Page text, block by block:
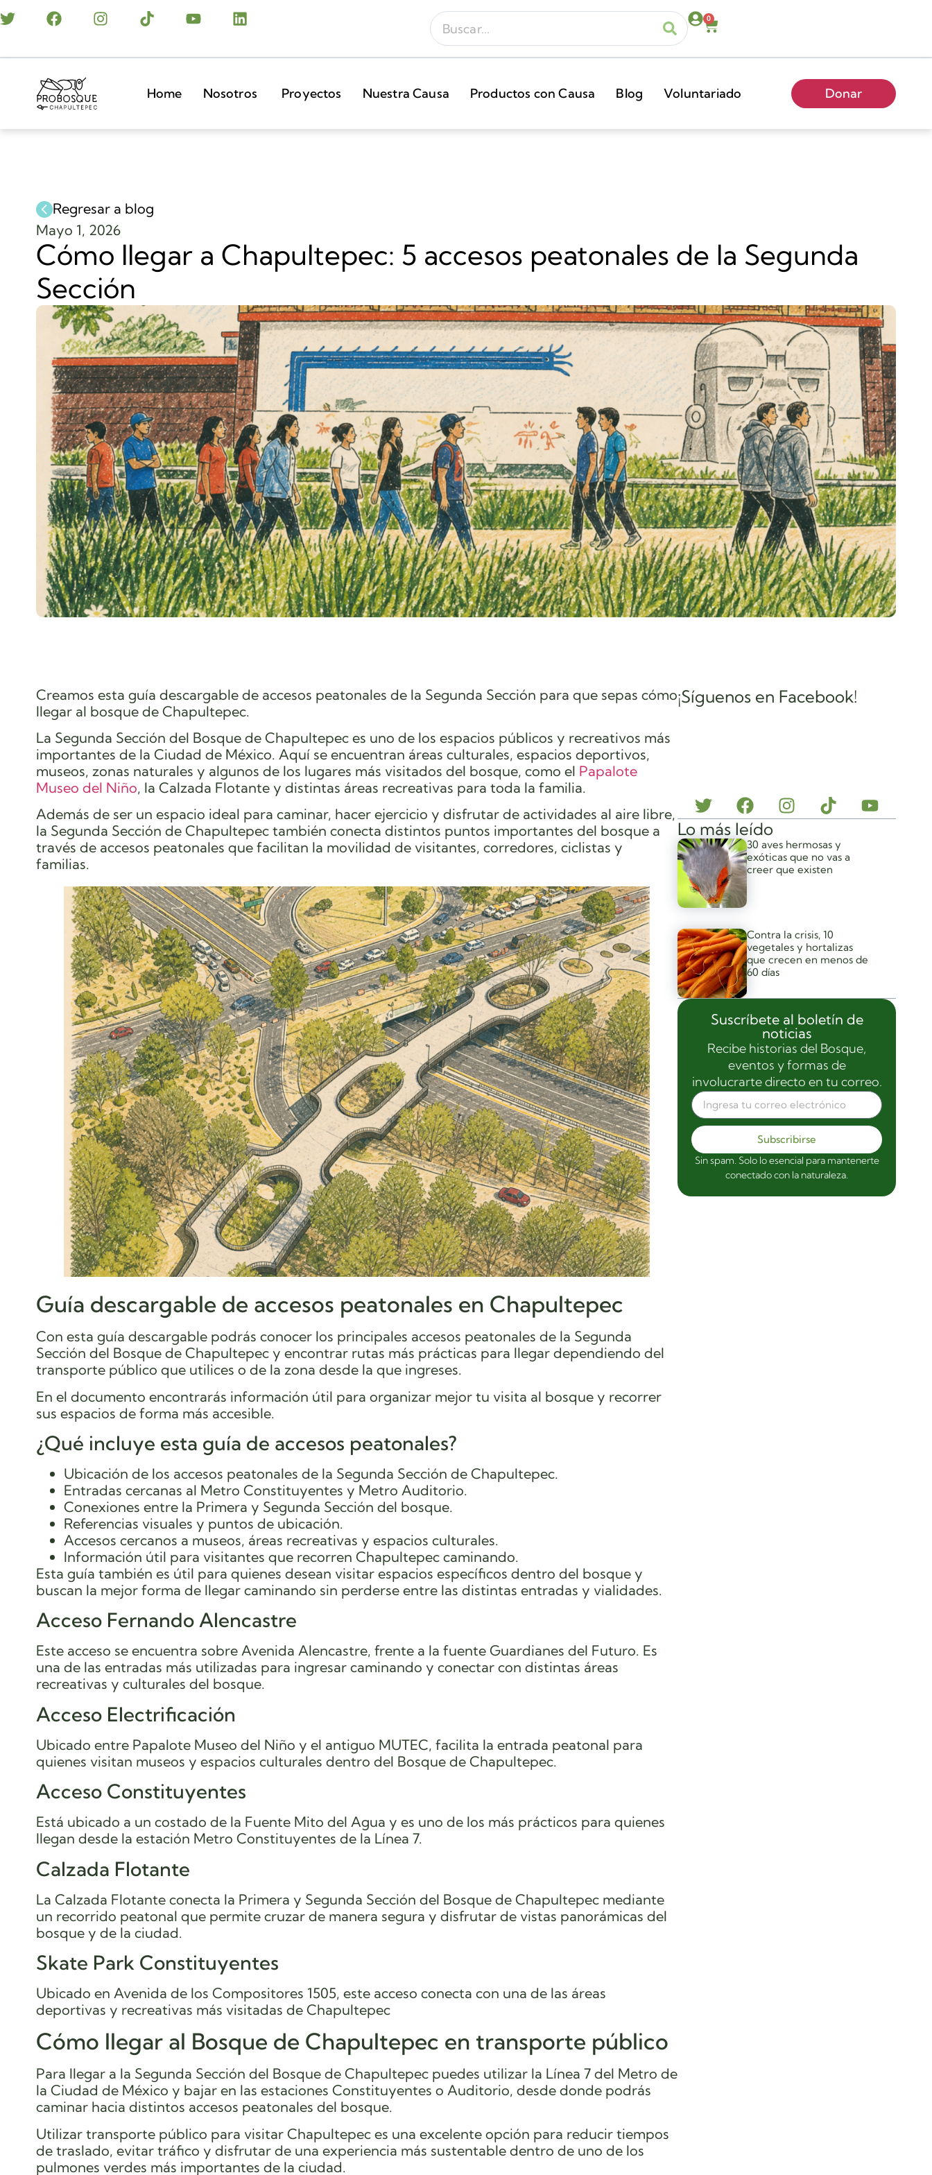
0
Home Nosotros Proyectos Nuestra Causa Productos con Causa Blog Voluntariado Donar
Regresar a blog
Mayo 1, 2026
Cómo llegar a Chapultepec: 5 accesos peatonales de la Segunda
Sección
Creamos esta guía descargable de accesos peatonales de la Segunda Sección para que sepas cómo
llegar al bosque de Chapultepec.
La Segunda Sección del Bosque de Chapultepec es uno de los espacios públicos y recreativos más
importantes de la Ciudad de México. Aquí se encuentran áreas culturales, espacios deportivos,
museos, zonas naturales y algunos de los lugares más visitados del bosque, como el Papalote
Museo del Niño, la Calzada Flotante y distintas áreas recreativas para toda la familia.
Además de ser un espacio ideal para caminar, hacer ejercicio y disfrutar de actividades al aire libre,
la Segunda Sección de Chapultepec también conecta distintos puntos importantes del bosque a
través de accesos peatonales que facilitan la movilidad de visitantes, corredores, ciclistas y
familias.
Guía descargable de accesos peatonales en Chapultepec
Con esta guía descargable podrás conocer los principales accesos peatonales de la Segunda
Sección del Bosque de Chapultepec y encontrar rutas más prácticas para llegar dependiendo del
transporte público que utilices o de la zona desde la que ingreses.
En el documento encontrarás información útil para organizar mejor tu visita al bosque y recorrer
sus espacios de forma más accesible.
¿Qué incluye esta guía de accesos peatonales?
Ubicación de los accesos peatonales de la Segunda Sección de Chapultepec.
Entradas cercanas al Metro Constituyentes y Metro Auditorio.
Conexiones entre la Primera y Segunda Sección del bosque.
Referencias visuales y puntos de ubicación.
Accesos cercanos a museos, áreas recreativas y espacios culturales.
Información útil para visitantes que recorren Chapultepec caminando.
Esta guía también es útil para quienes desean visitar espacios específicos dentro del bosque y
buscan la mejor forma de llegar caminando sin perderse entre las distintas entradas y vialidades.
Acceso Fernando Alencastre
Este acceso se encuentra sobre Avenida Alencastre, frente a la fuente Guardianes del Futuro. Es
una de las entradas más utilizadas para ingresar caminando y conectar con distintas áreas
recreativas y culturales del bosque.
Acceso Electrificación
Ubicado entre Papalote Museo del Niño y el antiguo MUTEC, facilita la entrada peatonal para
quienes visitan museos y espacios culturales dentro del Bosque de Chapultepec.
Acceso Constituyentes
Está ubicado a un costado de la Fuente Mito del Agua y es uno de los más prácticos para quienes
llegan desde la estación Metro Constituyentes de la Línea 7.
Calzada Flotante
La Calzada Flotante conecta la Primera y Segunda Sección del Bosque de Chapultepec mediante
un recorrido peatonal que permite cruzar de manera segura y disfrutar de vistas panorámicas del
bosque y de la ciudad.
Skate Park Constituyentes
Ubicado en Avenida de los Compositores 1505, este acceso conecta con una de las áreas
deportivas y recreativas más visitadas de Chapultepec
Cómo llegar al Bosque de Chapultepec en transporte público
Para llegar a la Segunda Sección del Bosque de Chapultepec puedes utilizar la Línea 7 del Metro de
la Ciudad de México y bajar en las estaciones Constituyentes o Auditorio, desde donde podrás
caminar hacia distintos accesos peatonales del bosque.
Utilizar transporte público para visitar Chapultepec es una excelente opción para reducir tiempos
de traslado, evitar tráfico y disfrutar de una experiencia más sustentable dentro de uno de los
pulmones verdes más importantes de la ciudad.
¡Síguenos en Facebook!
Lo más leído
30 aves hermosas y
exóticas que no vas a
creer que existen
Contra la crisis, 10
vegetales y hortalizas
que crecen en menos de
60 días
Suscríbete al boletín de
noticias
Recibe historias del Bosque,
eventos y formas de
involucrarte directo en tu correo.
Subscribirse
Sin spam. Solo lo esencial para mantenerte
conectado con la naturaleza.